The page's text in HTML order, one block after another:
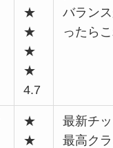
★
★
★
★
4.7
バラン
ったら
★
★
最新チ
最高ク